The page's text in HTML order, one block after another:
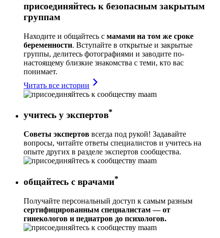
присоединяйтесь к безопасным закрытым
группам
Находите и общайтесь с мамами на том же сроке
беременности. Вступайте в открытые и закрытые
группы, делитесь фотографиями и заводите по-
настоящему близкие знакомства с теми, кто вас
понимает.
Читать все истории
учитесь у экспертов*
Советы экспертов всегда под рукой! Задавайте
вопросы, читайте ответы специалистов и учитесь на
опыте других в разделе экспертов сообщества.
общайтесь с врачами*
Получайте персональный доступ к самым разным
сертифицированным специалистам — от
гинекологов и педиатров до психологов.